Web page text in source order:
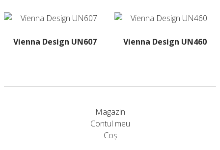
Vienna Design UN607
Vienna Design UN460
Magazin
Contul meu
Coș